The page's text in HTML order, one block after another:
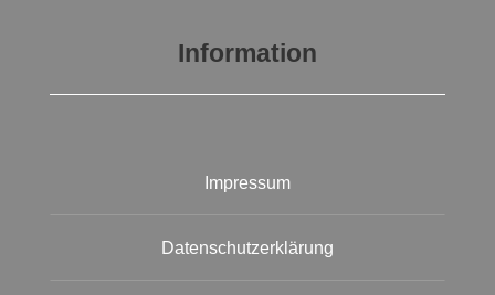
Information
Impressum
Datenschutzerklärung